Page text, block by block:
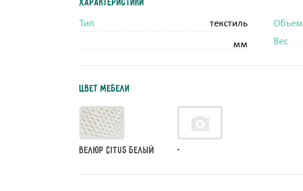
Характеристики
Тип текстиль
мм
Объем
Вес
Цвет мебели
Велюр CITUS белый -